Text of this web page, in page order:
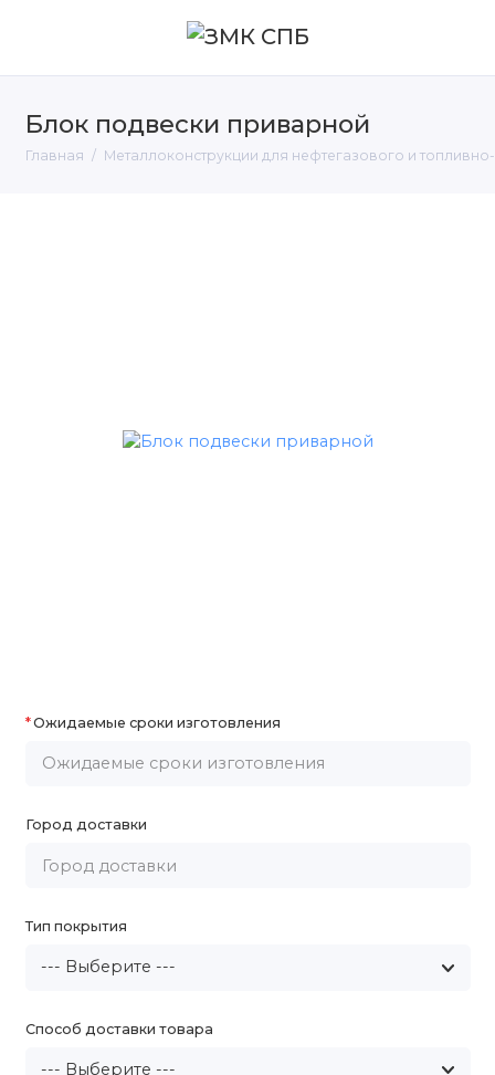
Блок подвески приварной
Главная Металлоконструкции для нефтегазового и
Ожидаемые сроки изготовления
Город доставки
Тип покрытия
Способ доставки товара